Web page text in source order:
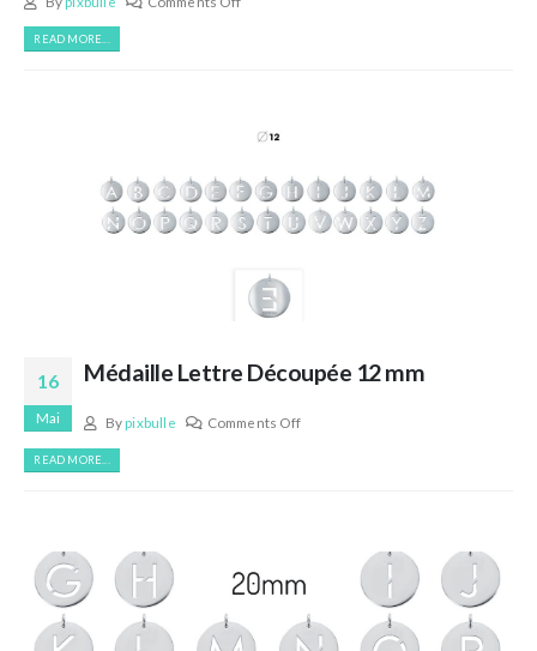
READ MORE...
16
Mai
Médaille Lettre Découpée 12 mm
Bypixbulle Comments Off
READ MORE...